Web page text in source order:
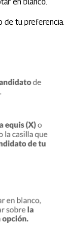
de tu preferencia.